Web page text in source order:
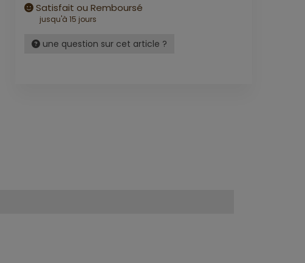
Satisfait ou Remboursé
jusqu'à 15 jours
une question sur cet article ?